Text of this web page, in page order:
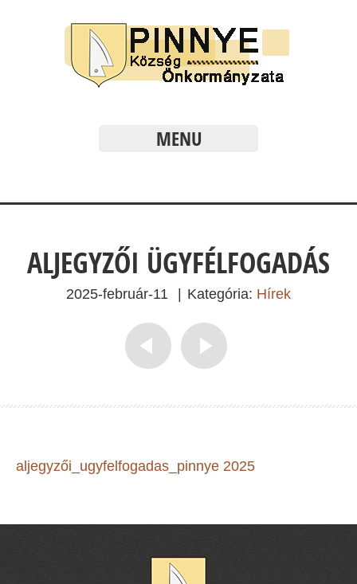
MENU
ALJEGYZŐI ÜGYFÉLFOGADÁS
2025-február-11 Kategória: Hírek
aljegyzői_ugyfelfogadas_pinnye 2025